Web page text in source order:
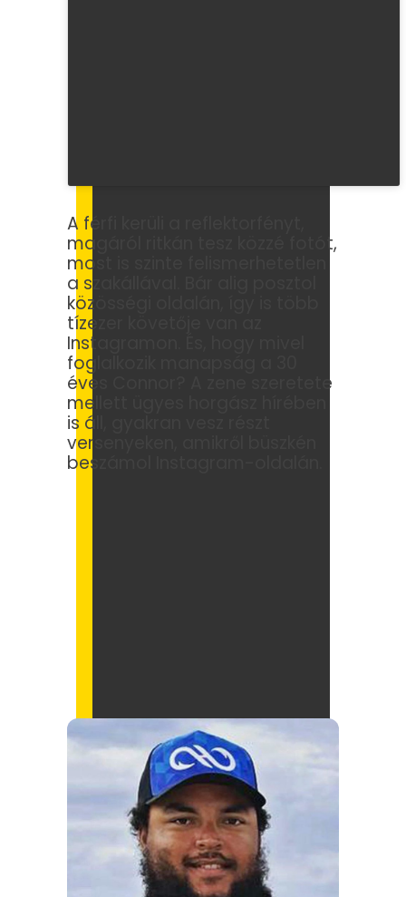
A férfi kerüli a reflektorfényt,
magáról ritkán tesz közzé fotót,
most is szinte felismerhetetlen
a szakállával. Bár alig posztol
közösségi oldalán, így is több
tízezer követője van az
Instagramon. És, hogy mivel
foglalkozik manapság a 30
éves Connor? A zene szeretete
mellett ügyes horgász hírében
is áll, gyakran vesz részt
versenyeken, amikről büszkén
beszámol Instagram-oldalán.